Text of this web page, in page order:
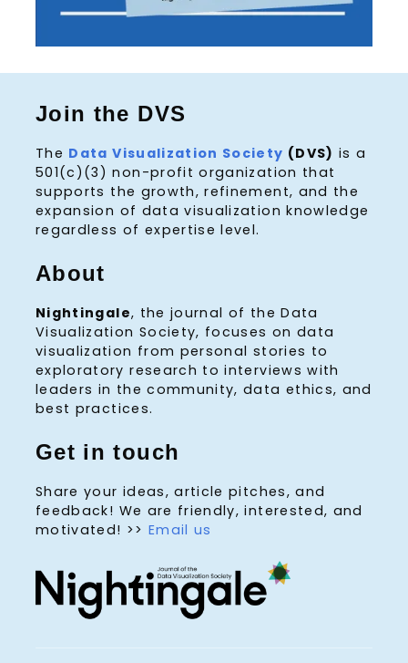
Join the DVS
The Data Visualization Society (DVS) is a
501(c)(3) non-profit organization that
supports the growth, refinement, and the
expansion of data visualization knowledge
regardless of expertise level.
About
Nightingale, the journal of the Data
Visualization Society, focuses on data
visualization from personal stories to
exploratory research to interviews with
leaders in the community, data ethics, and
best practices.
Get in touch
Share your ideas, article pitches, and
feedback! We are friendly, interested, and
motivated! >> Email us